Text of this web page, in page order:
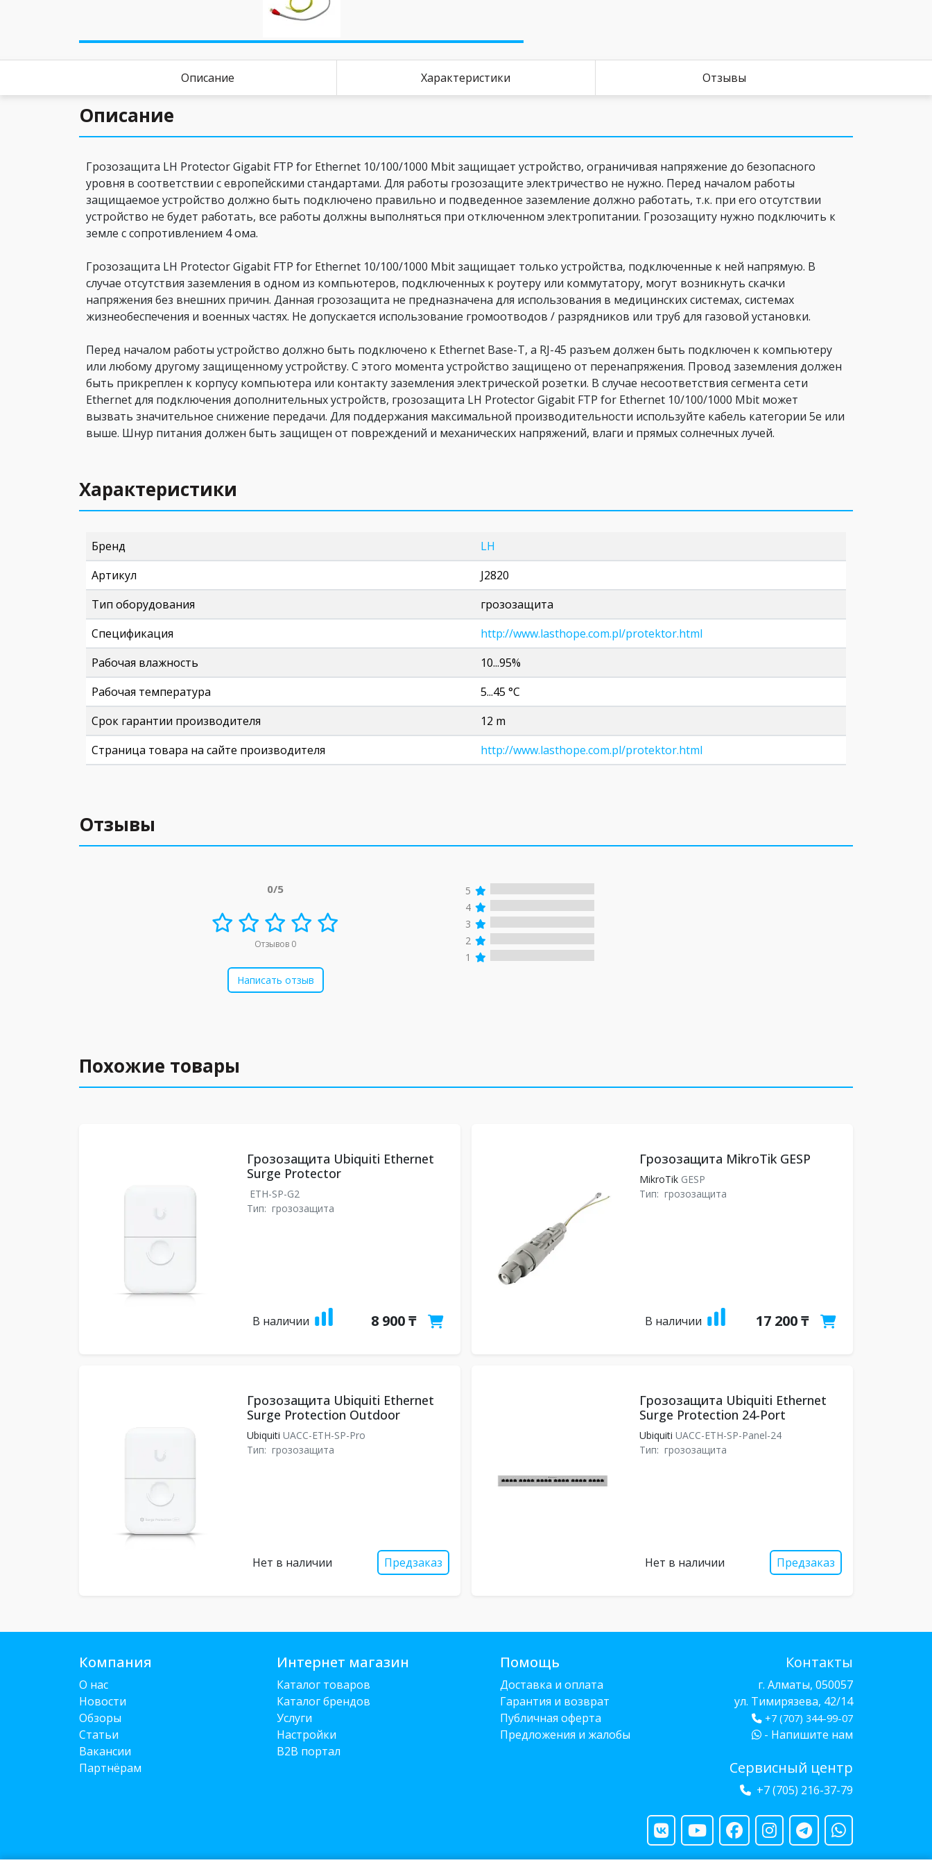
Описание Характеристики Отзывы
Описание
Грозозащита LH Protector Gigabit FTP for Ethernet 10/100/1000 Mbit защищает устройство, ограничивая напряжение до безопасного
уровня в соответствии с европейскими стандартами. Для работы грозозащите электричество не нужно. Перед началом работы
защищаемое устройство должно быть подключено правильно и подведенное заземление должно работать, т.к. при его отсутствии
устройство не будет работать, все работы должны выполняться при отключенном электропитании. Грозозащиту нужно подключить к
земле с сопротивлением 4 ома.
Грозозащита LH Protector Gigabit FTP for Ethernet 10/100/1000 Mbit защищает только устройства, подключенные к ней напрямую. В
случае отсутствия заземления в одном из компьютеров, подключенных к роутеру или коммутатору, могут возникнуть скачки
напряжения без внешних причин. Данная грозозащита не предназначена для использования в медицинских системах, системах
жизнеобеспечения и военных частях. Не допускается использование громоотводов / разрядников или труб для газовой установки.
Перед началом работы устройство должно быть подключено к Ethernet Base-T, а RJ-45 разъем должен быть подключен к компьютеру
или любому другому защищенному устройству. С этого момента устройство защищено от перенапряжения. Провод заземления должен
быть прикреплен к корпусу компьютера или контакту заземления электрической розетки. В случае несоответствия сегмента сети
Ethernet для подключения дополнительных устройств, грозозащита LH Protector Gigabit FTP for Ethernet 10/100/1000 Mbit может
вызвать значительное снижение передачи. Для поддержания максимальной производительности используйте кабель категории 5e или
выше. Шнур питания должен быть защищен от повреждений и механических напряжений, влаги и прямых солнечных лучей.
Характеристики
Бренд
LH
Артикул
J2820
Тип оборудования
грозозащита
Спецификация
http://www.lasthope.com.pl/protektor.html
Рабочая влажность
10...95%
Рабочая температура
5...45 °C
Срок гарантии производителя
12 m
Страница товара на сайте производителя
http://www.lasthope.com.pl/protektor.html
Отзывы
0/5
Отзывов 0
Написать отзыв
5
4
3
2
1
Похожие товары
Грозозащита Ubiquiti Ethernet
Surge Protector
ETH-SP-G2
Тип: грозозащита
В наличии 8 900 ₸
Грозозащита MikroTik GESP
MikroTikGESP
Тип: грозозащита
В наличии 17 200 ₸
Грозозащита Ubiquiti Ethernet
Surge Protection Outdoor
Ubiquiti UACC-ETH-SP-Pro
Тип: грозозащита
Нет в наличии Предзаказ
Грозозащита Ubiquiti Ethernet
Surge Protection 24-Port
Ubiquiti UACC-ETH-SP-Panel-24
Тип: грозозащита
Нет в наличии Предзаказ
Компания
О нас
Новости
Обзоры
Статьи
Вакансии
Партнёрам
Интернет магазин
Каталог товаров
Каталог брендов
Услуги
Настройки
B2B портал
Помощь
Доставка и оплата
Гарантия и возврат
Публичная оферта
Предложения и жалобы
Контакты
г. Алматы, 050057
ул. Тимирязева, 42/14
+7 (707) 344-99-07
- Напишите нам
Сервисный центр
+7 (705) 216-37-79